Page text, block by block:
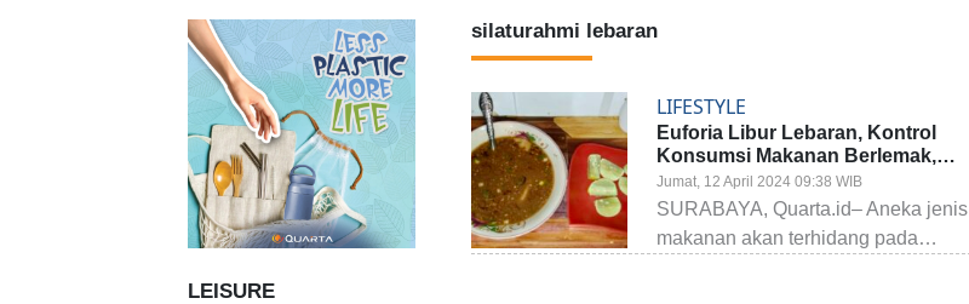
LEISURE
silaturahmi lebaran
LIFESTYLE
Euforia Libur Lebaran, Kontrol
Konsumsi Makanan Berlemak,
Jangan Berlebih!
Jumat, 12 April 2024 09:38 WIB
SURABAYA, Quarta.id– Aneka jenis
makanan akan terhidang pada…